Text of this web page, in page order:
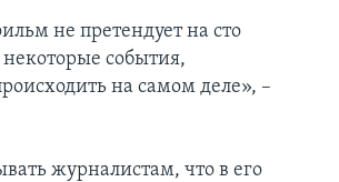
не претендует на сто
события,
на самом деле», –
журналистам, что в его